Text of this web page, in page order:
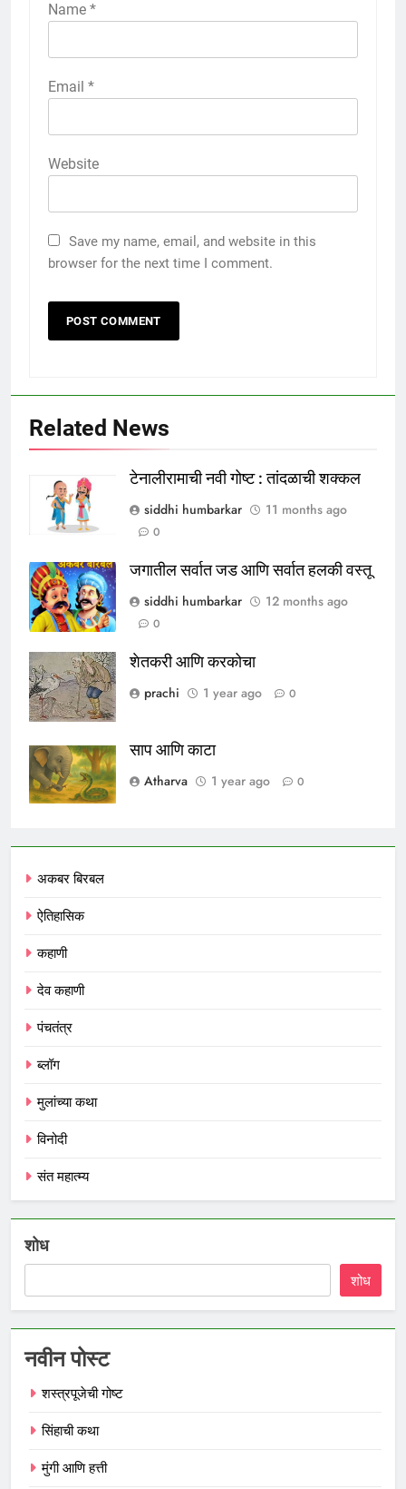
Name *
Email *
Website
Save my name, email, and website in this
browser for the next time I comment.
Related News
टेनालीरामाची नवी गोष्ट : तांदळाची शक्कल
siddhi humbarkar
11 months ago
0
जगातील सर्वात जड आणि सर्वात हलकी वस्तू
siddhi humbarkar
12 months ago
0
शेतकरी आणि करकोचा
prachi
1 year ago 0
साप आणि काटा
Atharva
1 year ago 0
अकबर बिरबल
ऐतिहासिक
कहाणी
देव कहाणी
पंचतंत्र
ब्लॉग
मुलांच्या कथा
विनोदी
संत महात्म्य
शोध
शोध
नवीन पोस्ट
शस्त्रपूजेची गोष्ट
सिंहाची कथा
मुंगी आणि हत्ती